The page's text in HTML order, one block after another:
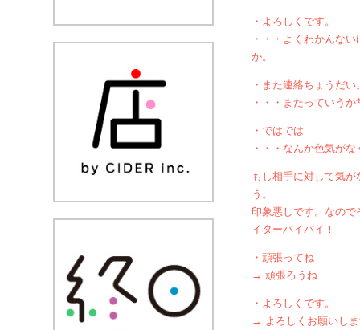
・よろしくです。
・・・よくわかんな
か。
・また連絡ちょうだい
・・・またっていう
・ではでは
・・・なんか色気が
もし相手に対して気
う。
印象悪しです。なの
イターバイバイ！
・頑張ってね
→ 頑張ろうね
・よろしくです。
→ よろしくお願いし